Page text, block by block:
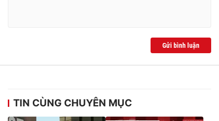
Gửi bình luận
TIN CÙNG CHUYÊN MỤC